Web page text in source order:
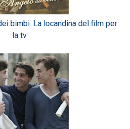
bimbi. La locandina del film per
la tv